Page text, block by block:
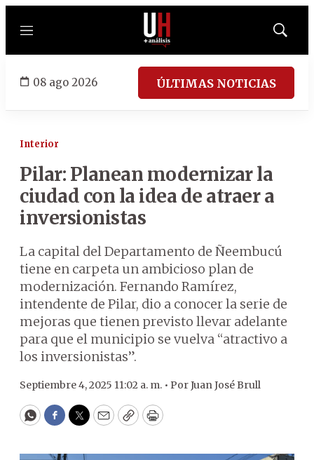
Menú
Mostrar
08 ago 2026 ÚLTIMAS NOTICIAS
Interior
Pilar: Planean modernizar la
ciudad con la idea de atraer a
inversionistas
La capital del Departamento de Ñeembucú
tiene en carpeta un ambicioso plan de
modernización. Fernando Ramírez,
intendente de Pilar, dio a conocer la serie de
mejoras que tienen previsto llevar adelante
para que el municipio se vuelva “atractivo a
los inversionistas”.
Septiembre 4, 2025 11:02 a. m. • PorJuan José Brull
WhatsApp
Facebook
Twitter
EmailCopyPrint